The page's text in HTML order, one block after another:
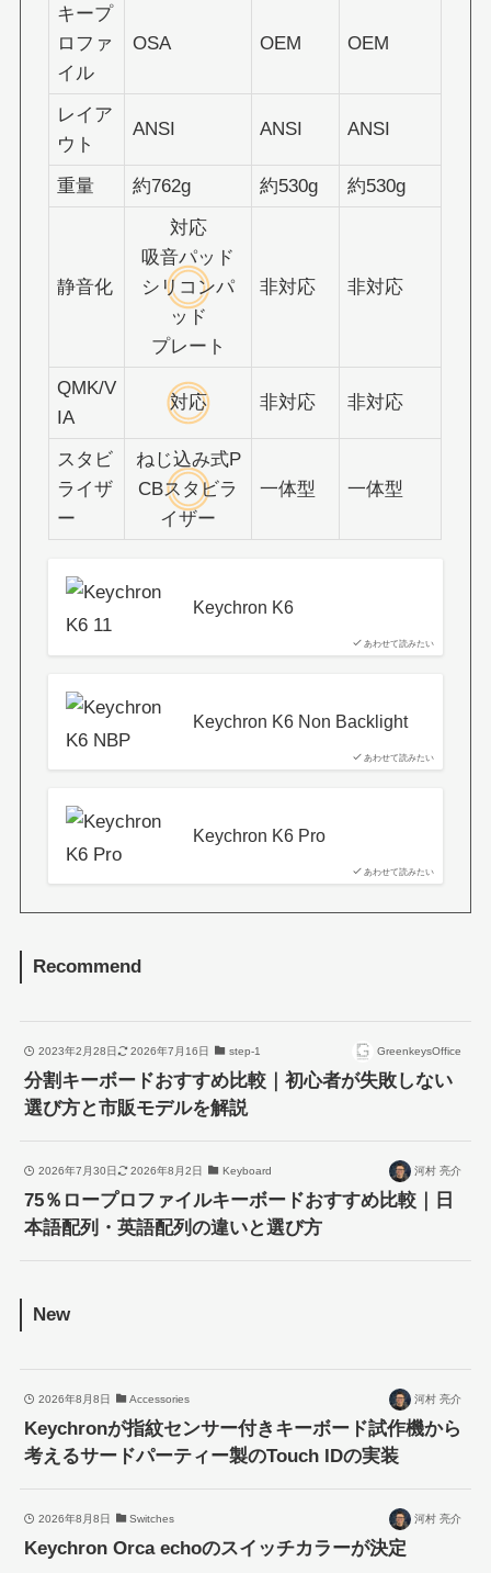
キープ
ロファ
イル
OSA OEM OEM
レイア
ウト
ANSI ANSI ANSI
重量 約762g 約530g 約530g
静音化
対応
吸音パッド
シリコンパ
ッド
プレート
非対応 非対応
QMK/V
IA
対応 非対応 非対応
スタビ
ライザ
ー
ねじ込み式P
CBスタビラ
イザー
一体型 一体型
あわせて読みたい
Keychron K6
あわせて読みたい
Keychron K6 Non Backlight
あわせて読みたい
Keychron K6 Pro
Recommend
2023年2月28日 2026年7月16日 step-1 GreenkeysOffice
分割キーボードおすすめ比較｜初心者が失敗しない
選び方と市販モデルを解説
2026年7月30日 2026年8月2日 Keyboard 河村 亮介
75％ロープロファイルキーボードおすすめ比較｜日
本語配列・英語配列の違いと選び方
New
2026年8月8日 Accessories 河村 亮介
Keychronが指紋センサー付きキーボード試作機から
考えるサードパーティー製のTouch IDの実装
2026年8月8日 Switches 河村 亮介
Keychron Orca echoのスイッチカラーが決定